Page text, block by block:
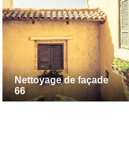
Nettoyage de façade
66